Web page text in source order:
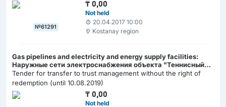
№61291
₸0,00
Not held
20.04.2017 10:00
Kostanay region
Gas pipelines and electricity and energy supply facilities:
Наружные сети электроснабжения объекта "Теннисный
центр", протяженностью 1176,4 м
Tender for transfer to trust management without the right of
redemption (until 10.08.2019)
₸0,00
Not held